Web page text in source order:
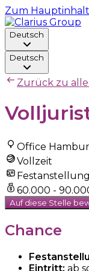
Zum
Deutsch
Deutsch
Zurück zu
Office
Vollzeit
Festanstellung
60.000 -
Auf diese Stelle
Chance
Eintritt: ab